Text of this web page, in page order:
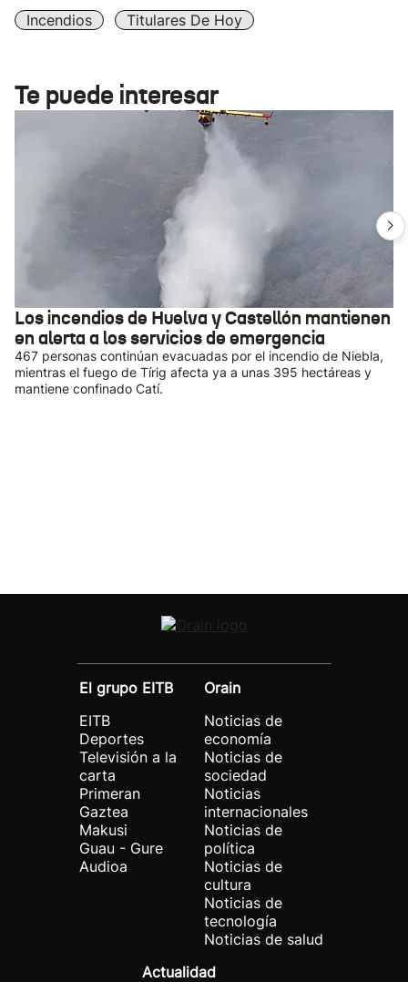
Incendios
Titulares De Hoy
Te puede interesar
Los incendios de Huelva y Castellón mantienen
en alerta a los servicios de emergencia
467 personas continúan evacuadas por el incendio de Niebla,
mientras el fuego de Tírig afecta ya a unas 395 hectáreas y
mantiene confinado Catí.
El grupo EITB
EITB
Deportes
Televisión a la
carta
Primeran
Gaztea
Makusi
Guau - Gure
Audioa
Orain
Noticias de
economía
Noticias de
sociedad
Noticias
internacionales
Noticias de
política
Noticias de
cultura
Noticias de
tecnología
Noticias de salud
Actualidad